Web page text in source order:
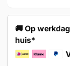
–
🚚 Op
huis*